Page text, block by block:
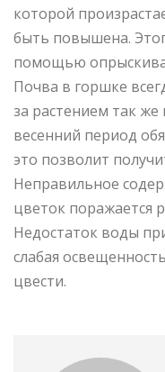
которой
быть повышена.
помощью
Почва в горшке
за растением так
весенний период
это позволит
Неправильное
цветок поражается
Недостаток воды
слабая
цвести.